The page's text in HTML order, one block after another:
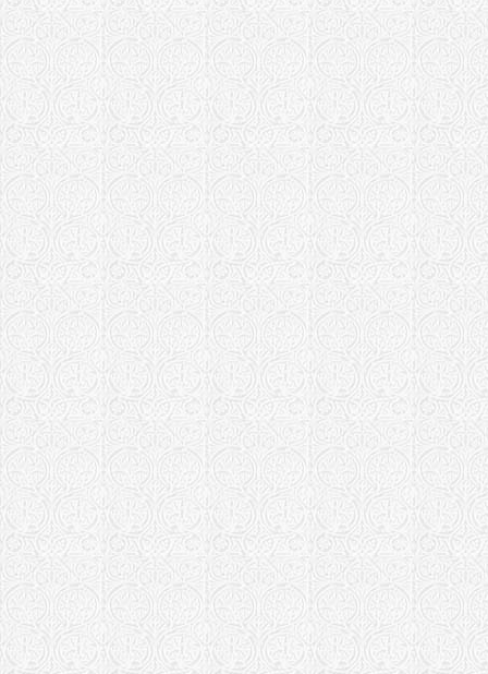
Псковская
Храм
Храм
Ржевская
Храм
Торопец
Ростовская
Храм в
Глеба г.
Рыбинская